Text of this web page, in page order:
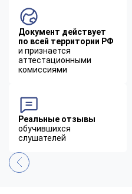
Документ действует
по всей территории РФ
и признается
аттестационными
комиссиями
Реальные отзывы
обучившихся
слушателей